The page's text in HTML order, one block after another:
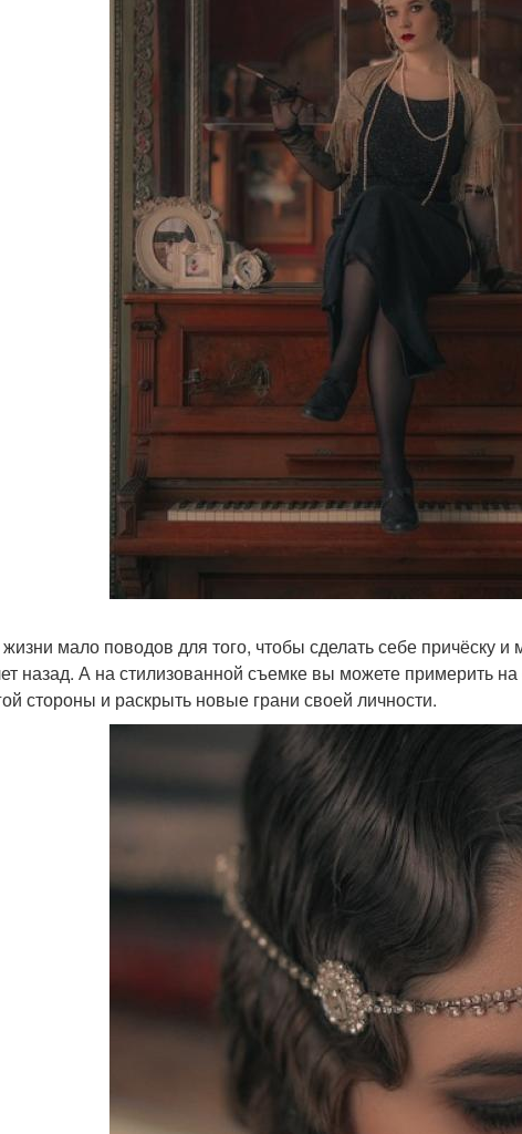
мало поводов для того, чтобы сделать себе причёску
назад. А на стилизованной съемке вы можете примерить
стороны и раскрыть новые грани своей личности.